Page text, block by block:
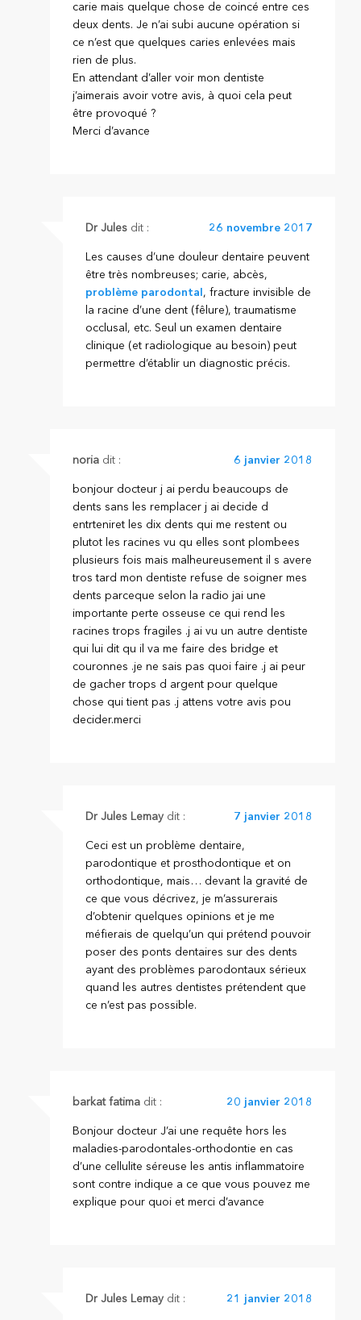
carie mais quelque chose de coincé entre ces
deux dents. Je n’ai subi aucune opération si
ce n’est que quelques caries enlevées mais
rien de plus.
En attendant d’aller voir mon dentiste
j’aimerais avoir votre avis, à quoi cela peut
être provoqué ?
Merci d’avance
Dr Jules dit : 26 novembre 2017
Les causes d’une douleur dentaire peuvent
être très nombreuses; carie, abcès,
problème parodontal , fracture invisible de
la racine d’une dent (fêlure), traumatisme
occlusal, etc. Seul un examen dentaire
clinique (et radiologique au besoin) peut
permettre d’établir un diagnostic précis.
noria dit : 6 janvier 2018
bonjour docteur j ai perdu beaucoups de
dents sans les remplacer j ai decide d
entrteniret les dix dents qui me restent ou
plutot les racines vu qu elles sont plombees
plusieurs fois mais malheureusement il s avere
tros tard mon dentiste refuse de soigner mes
dents parceque selon la radio jai une
importante perte osseuse ce qui rend les
racines trops fragiles .j ai vu un autre dentiste
qui lui dit qu il va me faire des bridge et
couronnes .je ne sais pas quoi faire .j ai peur
de gacher trops d argent pour quelque
chose qui tient pas .j attens votre avis pou
decider.merci
Dr Jules Lemay dit : 7 janvier 2018
Ceci est un problème dentaire,
parodontique et prosthodontique et on
orthodontique, mais… devant la gravité de
ce que vous décrivez, je m’assurerais
d’obtenir quelques opinions et je me
méfierais de quelqu’un qui prétend pouvoir
poser des ponts dentaires sur des dents
ayant des problèmes parodontaux sérieux
quand les autres dentistes prétendent que
ce n’est pas possible.
barkat fatima dit : 20 janvier 2018
Bonjour docteur J’ai une requête hors les
maladies-parodontales-orthodontie en cas
d’une cellulite séreuse les antis inflammatoire
sont contre indique a ce que vous pouvez me
explique pour quoi et merci d’avance
Dr Jules Lemay dit : 21 janvier 2018